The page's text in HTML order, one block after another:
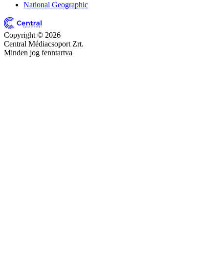
National Geographic
Copyright © 2026
Central Médiacsoport Zrt.
Minden jog fenntartva